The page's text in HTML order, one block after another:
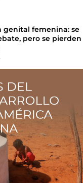
genital femenina: se
pero se pierden